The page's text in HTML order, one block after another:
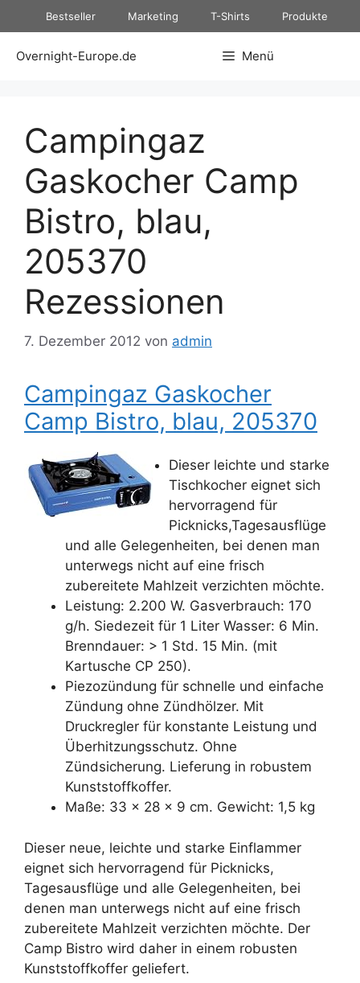
Inhalt
springen
Bestseller Marketing T-Shirts Produkte
Overnight-Europe.de Menü
Campingaz
Gaskocher Camp
Bistro, blau,
205370
Rezessionen
7. Dezember 2012 von admin
Campingaz Gaskocher
Camp Bistro, blau, 205370
Dieser leichte und starke
Tischkocher eignet sich
hervorragend für
Picknicks,Tagesausflüge
und alle Gelegenheiten, bei denen man
unterwegs nicht auf eine frisch
zubereitete Mahlzeit verzichten möchte.
Leistung: 2.200 W. Gasverbrauch: 170
g/h. Siedezeit für 1 Liter Wasser: 6 Min.
Brenndauer: > 1 Std. 15 Min. (mit
Kartusche CP 250).
Piezozündung für schnelle und einfache
Zündung ohne Zündhölzer. Mit
Druckregler für konstante Leistung und
Überhitzungsschutz. Ohne
Zündsicherung. Lieferung in robustem
Kunststoffkoffer.
Maße: 33 x 28 x 9 cm. Gewicht: 1,5 kg
Dieser neue, leichte und starke Einflammer
eignet sich hervorragend für Picknicks,
Tagesausflüge und alle Gelegenheiten, bei
denen man unterwegs nicht auf eine frisch
zubereitete Mahlzeit verzichten möchte. Der
Camp Bistro wird daher in einem robusten
Kunststoffkoffer geliefert.